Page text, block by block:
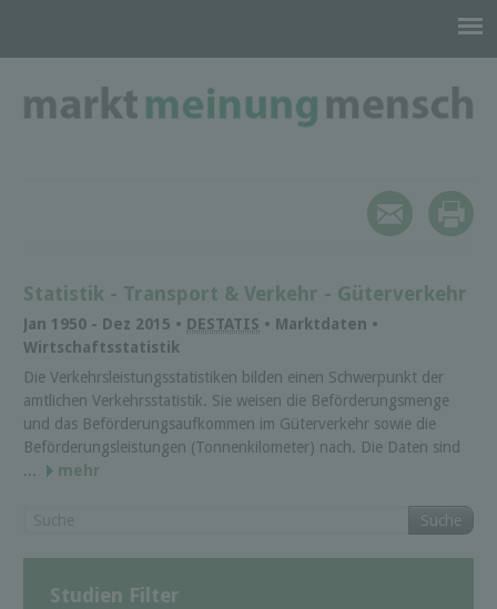
Statistik - Transport & Verkehr - Güterverkehr
Jan 1950 - Dez 2015 • DESTATIS • Marktdaten •
Wirtschaftsstatistik
Die Verkehrs­leistungs­statistiken bilden einen Schwer­punkt der
amtlichen Verkehrs­statistik. Sie weisen die Beförderungs­menge
und das Beförderungs­aufkommen im Güterverkehr sowie die
Beförderungs­leistungen (Tonnen­kilometer) nach. Die Daten sind
...
mehr
Suche
Studien Filter